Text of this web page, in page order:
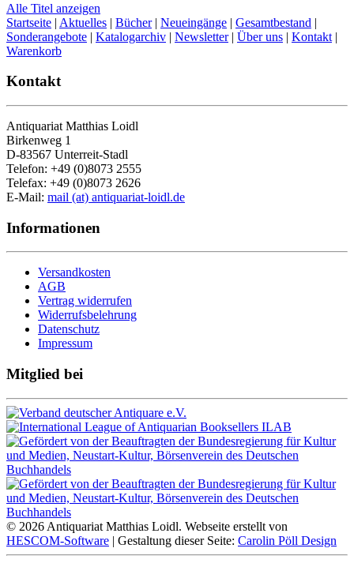
Alle Titel anzeigen
Startseite | Aktuelles | Bücher| Neueingänge | Gesamtbestand |
Sonderangebote | Katalogarchiv | Newsletter| Über uns | Kontakt |
Warenkorb
Kontakt
Antiquariat Matthias Loidl
Birkenweg 1
D-83567 Unterreit-Stadl
Telefon: +49 (0)8073 2555
Telefax: +49 (0)8073 2626
E-Mail: mail (at) antiquariat-loidl.de
Informationen
Versandkosten
AGB
Vertrag widerrufen
Widerrufsbelehrung
Datenschutz
Impressum
Mitglied bei
© 2026 Antiquariat Matthias Loidl. Webseite erstellt von
HESCOM-Software | Gestaltung dieser Seite: Carolin Pöll Design